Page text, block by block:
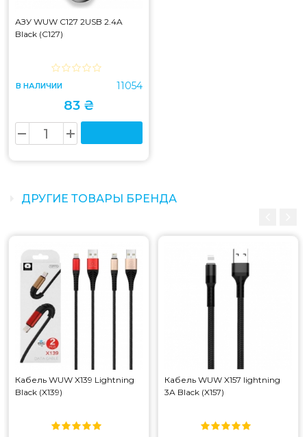
АЗУ WUW C127 2USB 2.4A
Black (C127)
В НАЛИЧИИ 11054
83 ₴
ДРУГИЕ ТОВАРЫ БРЕНДА
Кабель WUW X139 Lightning
Black (X139)
Кабель WUW X157 lightning
3A Black (X157)